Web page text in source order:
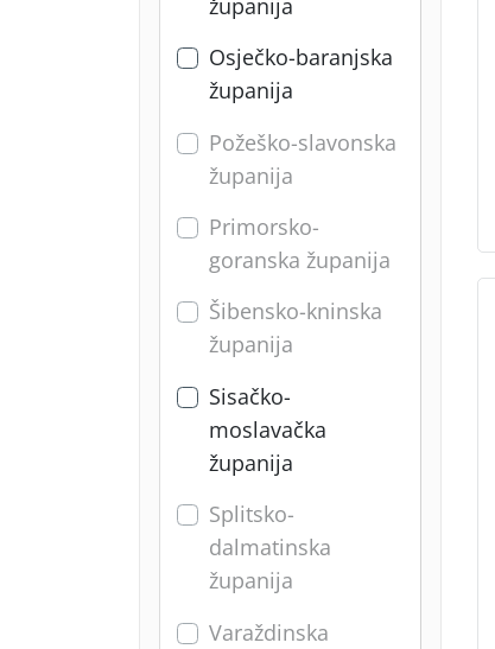
županija
Osječko-baranjska
županija
Požeško-slavonska
županija
Primorsko-
goranska županija
Šibensko-kninska
županija
Sisačko-
moslavačka
županija
Splitsko-
dalmatinska
županija
Varaždinska